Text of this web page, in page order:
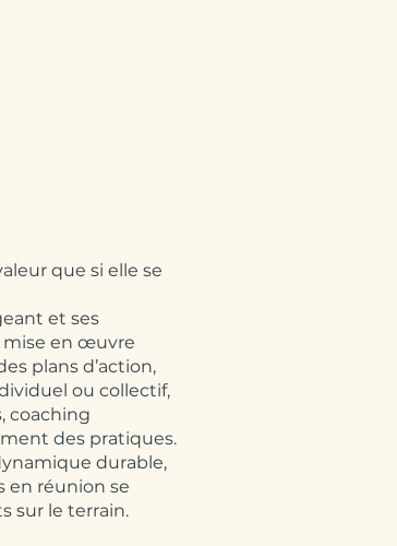
que si elle se
et ses
mise en œuvre
plans d’action,
ou collectif,
coaching
des pratiques.
durable,
en réunion se
sur le terrain.